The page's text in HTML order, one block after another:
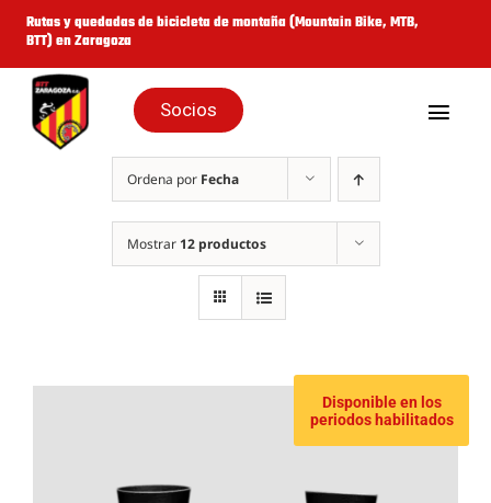
Saltar
contenido
Rutas y quedadas de bicicleta de montaña (Mountain Bike, MTB,
BTT) en Zaragoza
Socios
Inicio
Quienes Somos
Galería
Ordena por Fecha
Mostrar 12 productos
Disponible en los
periodos habilitados